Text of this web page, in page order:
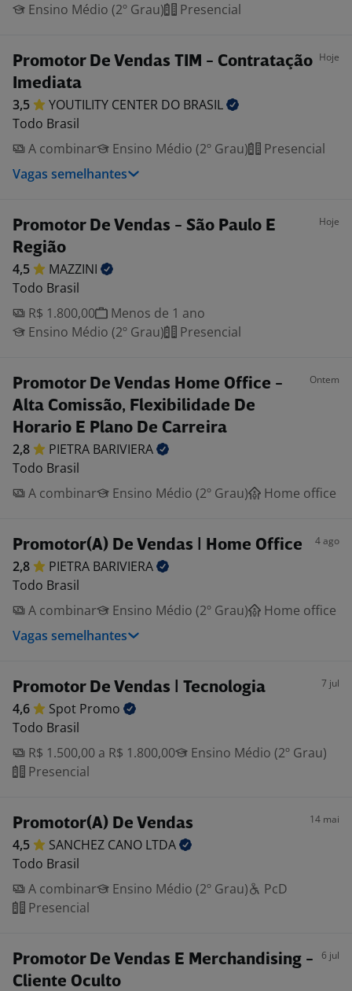
Ensino Médio (2º Grau)
Presencial
Promotor De Vendas TIM - Contratação
Imediata
Hoje
3,5 YOUTILITY CENTER DO BRASIL
Todo Brasil
A combinar
Ensino Médio (2º Grau)
Presencial
Vagas semelhantes
Promotor De Vendas - São Paulo E
Região
Hoje
4,5
MAZZINI
Todo Brasil
R$ 1.800,00
Menos de 1 ano
Ensino Médio (2º Grau)
Presencial
Promotor De Vendas Home Office -
Alta Comissão, Flexibilidade De
Horario E Plano De Carreira
Ontem
2,8 PIETRA BARIVIERA
Todo Brasil
A combinar
Ensino Médio (2º Grau) Home office
Promotor(A) De Vendas | Home Office 4 ago
2,8 PIETRA BARIVIERA
Todo Brasil
A combinar
Ensino Médio (2º Grau)
Home office
Vagas semelhantes
Promotor De Vendas | Tecnologia 7 jul
4,6 Spot Promo
Todo Brasil
R$ 1.500,00 a R$ 1.800,00
Ensino Médio (2º Grau)
Presencial
Promotor(A) De Vendas 14 mai
4,5 SANCHEZ CANO LTDA
Todo Brasil
A combinar
Ensino Médio (2º Grau)
PcD
Presencial
Promotor De Vendas E Merchandising -
Cliente Oculto
6 jul